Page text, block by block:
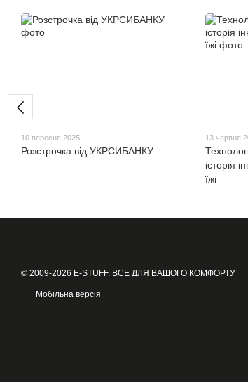
10 вересня 2025
Розстрочка від УКРСИБАНКУ
13 червня
історія
їжі
© 2009-2026 E-STUFF. ВСЕ ДЛЯ ВАШОГО КОМФОРТУ
Мобільна версія